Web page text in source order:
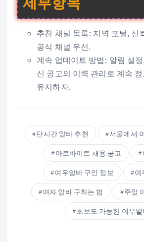
세부항목
추천 채널 목록: 지역 포털, 신
공식 채널 우선.
계속 업데이트 방법: 알림 설
신 공고의 이력 관리로 계속
유지하자.
단시간 알바 추천 서울에서
아르바이트 채용 공고
여우알바 구인 정보 여
여자 알바 구하는 법 주말
초보도 가능한 여우